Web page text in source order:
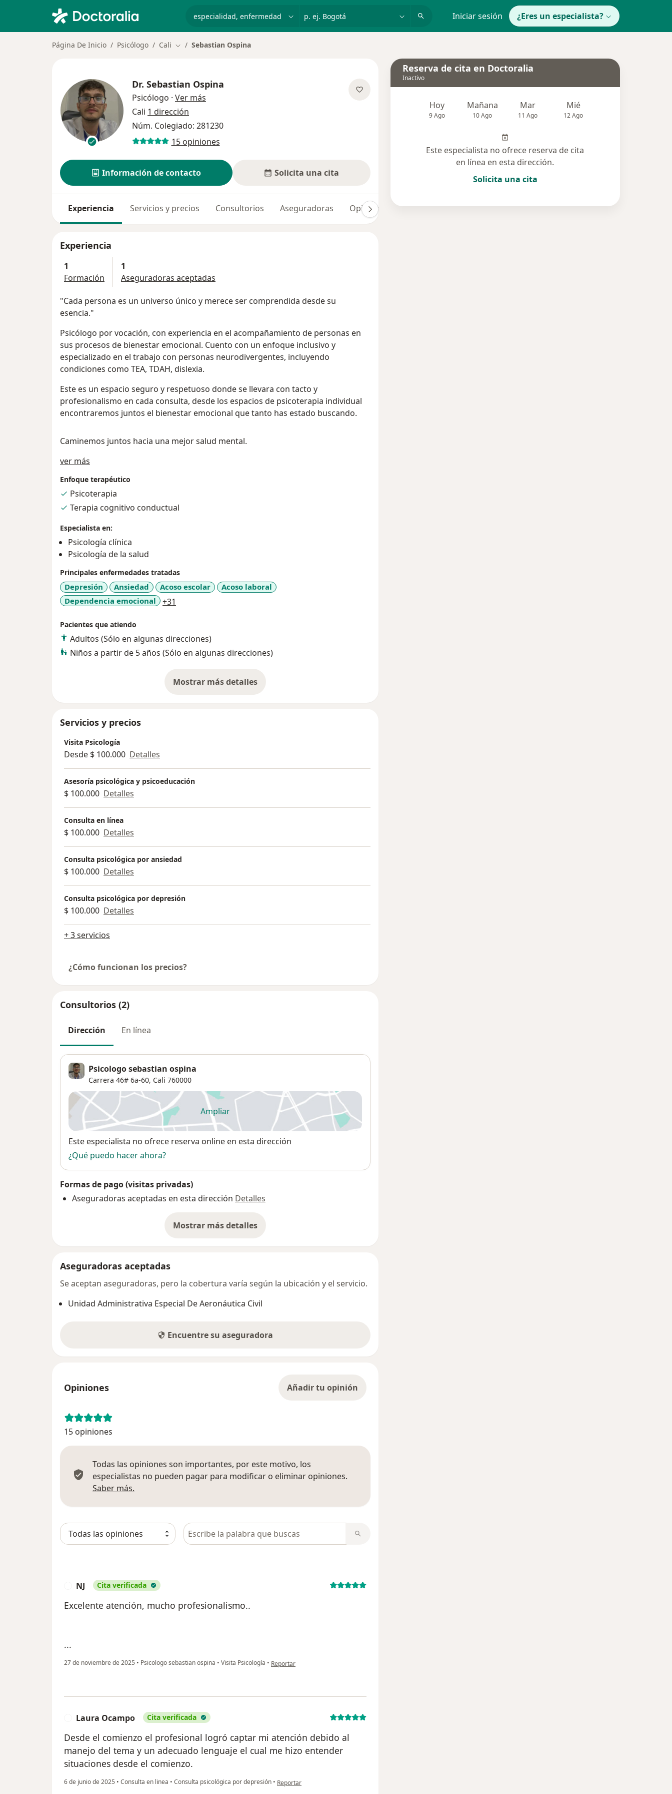
p. ej. Bogotá Iniciar sesión ¿Eres un especialista?
Página De Inicio Psicólogo Cali Cambiar de ciudad
Sebastian Ospina
Dr. Sebastian Ospina
Psicólogo · Ver más
Cali 1 dirección
Núm. Colegiado: 281230
15 opiniones
Información de contacto Solicita una cita
Experiencia Servicios y precios Consultorios Aseguradoras Opiniones (15)
Experiencia
1
Formación
1
Aseguradoras aceptadas
"Cada persona es un universo único y merece ser comprendida desde su
esencia."
Psicólogo por vocación, con experiencia en el acompañamiento de personas en
sus procesos de bienestar emocional. Cuento con un enfoque inclusivo y
especializado en el trabajo con personas neurodivergentes, incluyendo
condiciones como TEA, TDAH, dislexia.
Este es un espacio seguro y respetuoso donde se llevara con tacto y
profesionalismo en cada consulta, desde los espacios de psicoterapia individual
encontraremos juntos el bienestar emocional que tanto has estado buscando.
Caminemos juntos hacia una mejor salud mental.
ver más
Enfoque terapéutico
Psicoterapia
Terapia cognitivo conductual
Especialista en:
Psicología clínica
Psicología de la salud
Principales enfermedades tratadas
Depresión Ansiedad Acoso escolar
Acoso laboral
Dependencia emocional
+31
Pacientes que atiendo
Adultos (Sólo en algunas direcciones)
Niños a partir de 5 años (Sólo en algunas direcciones)
Mostrar más detalles
sobre la experiencia
Servicios y precios
Visita Psicología
Desde $ 100.000 Detalles
Asesoría psicológica y psicoeducación
$ 100.000 Detalles
Consulta en línea
$ 100.000 Detalles
Consulta psicológica por ansiedad
$ 100.000 Detalles
Consulta psicológica por depresión
$ 100.000 Detalles
+ 3 servicios
¿Cómo funcionan los precios?
Consultorios (2)
Dirección En línea
Psicologo sebastian ospina
Carrera 46# 6a-60, Cali 760000
Ampliarse abre en una nueva pestaña
Disponibilidad
Este especialista no ofrece reserva online en esta dirección
¿Qué puedo hacer ahora?
Formas de pago (visitas privadas)
Aseguradoras aceptadas en esta dirección Detalles
Mostrar más detalles
sobre la dirección
Aseguradoras aceptadas
Se aceptan aseguradoras, pero la cobertura varía según la ubicación y el servicio.
Unidad Administrativa Especial De Aeronáutica Civil
Encuentre su aseguradora
Opiniones Añadir tu opinión
15 opiniones
Todas las opiniones son importantes, por este motivo, los
especialistas no pueden pagar para modificar o eliminar opiniones.
Saber más.
Busca en opiniones
NJ Cita verificada
Excelente atención, mucho profesionalismo..
...
27 de noviembre de 2025 • Psicologo sebastian ospina • Visita Psicología • en opinión del usuario NJ
Reportar
Laura Ocampo Cita verificada
Desde el comienzo el profesional logró captar mi atención debido al
manejo del tema y un adecuado lenguaje el cual me hizo entender
situaciones desde el comienzo.
6 de junio de 2025 • Consulta en linea • Consulta psicológica por depresión • en opinión del usuario Laura Ocampo
Reportar
Reserva de cita en Doctoralia
Inactivo
Hoy
9 Ago
Mañana
10 Ago
Mar
11 Ago
Mié
12 Ago
Este especialista no ofrece reserva de cita
en línea en esta dirección.
Solicita una cita